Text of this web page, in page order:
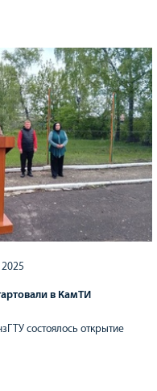
в КамТИ
состоялось открытие